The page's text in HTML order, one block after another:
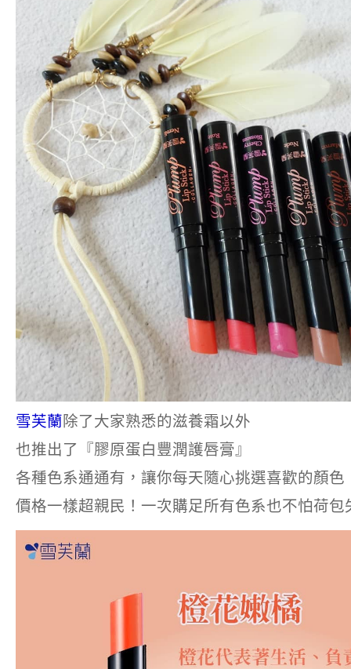
雪芙蘭除了大家熟悉的滋養霜以外
也推出了『膠原蛋白豐潤護唇膏』
各種色系通通有，讓你每天隨心挑選喜歡的顏色
價格一樣超親民！一次購足所有色系也不怕荷包